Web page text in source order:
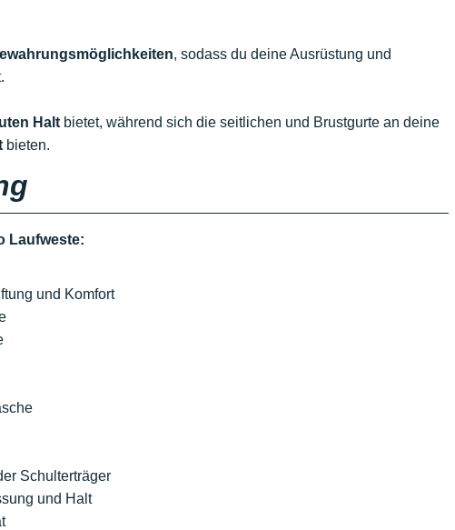
, sodass du deine Ausrüstung und
Halt bietet, während sich die seitlichen und Brustgurte an deine
bieten.
Laufweste:
und Komfort
Schulterträger
und Halt